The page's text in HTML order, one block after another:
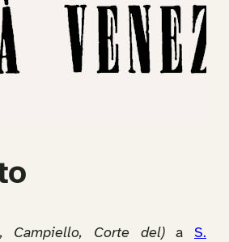
Campiello, Corte del)aS.